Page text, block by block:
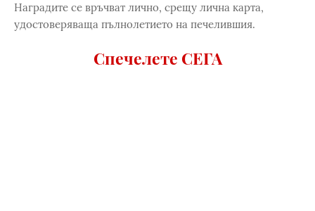
Наградите се връчват лично, срещу лична карта,
удостоверяваща пълнолетието на печелившия.
Спечелете СЕГА